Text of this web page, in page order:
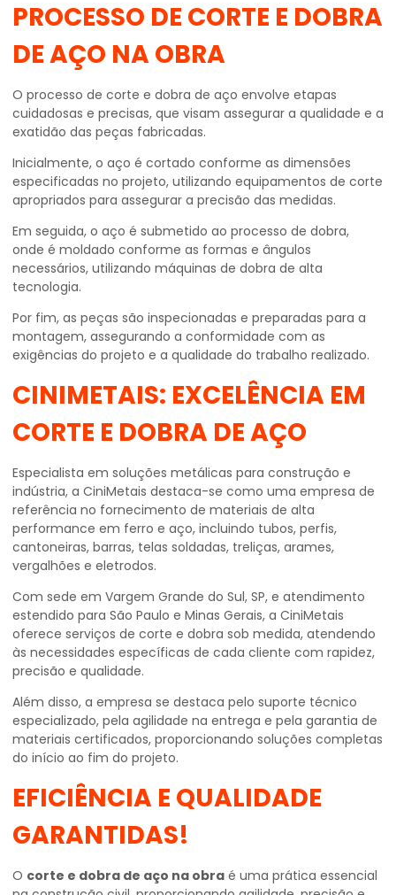
PROCESSO DE CORTE E DOBRA
DE AÇO NA OBRA
O processo de corte e dobra de aço envolve etapas
cuidadosas e precisas, que visam assegurar a qualidade e a
exatidão das peças fabricadas.
Inicialmente, o aço é cortado conforme as dimensões
especificadas no projeto, utilizando equipamentos de corte
apropriados para assegurar a precisão das medidas.
Em seguida, o aço é submetido ao processo de dobra,
onde é moldado conforme as formas e ângulos
necessários, utilizando máquinas de dobra de alta
tecnologia.
Por fim, as peças são inspecionadas e preparadas para a
montagem, assegurando a conformidade com as
exigências do projeto e a qualidade do trabalho realizado.
CINIMETAIS: EXCELÊNCIA EM
CORTE E DOBRA DE AÇO
Especialista em soluções metálicas para construção e
indústria, a CiniMetais destaca-se como uma empresa de
referência no fornecimento de materiais de alta
performance em ferro e aço, incluindo tubos, perfis,
cantoneiras, barras, telas soldadas, treliças, arames,
vergalhões e eletrodos.
Com sede em Vargem Grande do Sul, SP, e atendimento
estendido para São Paulo e Minas Gerais, a CiniMetais
oferece serviços de corte e dobra sob medida, atendendo
às necessidades específicas de cada cliente com rapidez,
precisão e qualidade.
Além disso, a empresa se destaca pelo suporte técnico
especializado, pela agilidade na entrega e pela garantia de
materiais certificados, proporcionando soluções completas
do início ao fim do projeto.
EFICIÊNCIA E QUALIDADE
GARANTIDAS!
O corte e dobra de aço na obra é uma prática essencial